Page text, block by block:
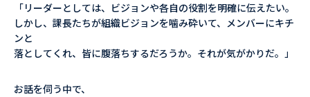
「リーダーとしては、ビジョンや各自の役割を明確に伝えたい。
しかし、課長たちが組織ビジョンを噛み砕いて、メンバーにキチ
ンと
落としてくれ、皆に腹落ちするだろうか。それが気がかりだ。」
お話を伺う中で、